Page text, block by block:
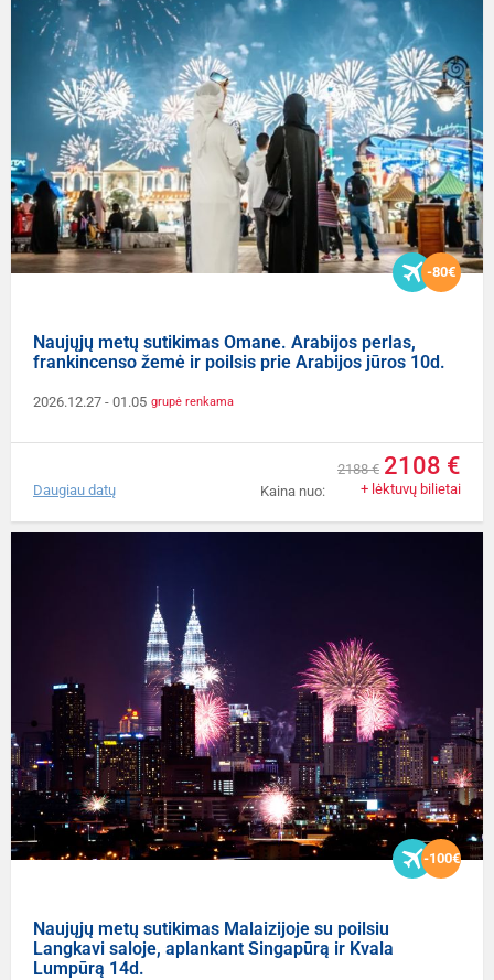
-80€
Naujųjų metų sutikimas Omane. Arabijos perlas,
frankincenso žemė ir poilsis prie Arabijos jūros 10d.
2026.12.27 - 01.05 grupė renkama
Kaina nuo:
2188 € 2108 €
+ lėktuvų bilietai
Daugiau datų
-100€
Naujųjų metų sutikimas Malaizijoje su poilsiu
Langkavi saloje, aplankant Singapūrą ir Kvala
Lumpūrą 14d.